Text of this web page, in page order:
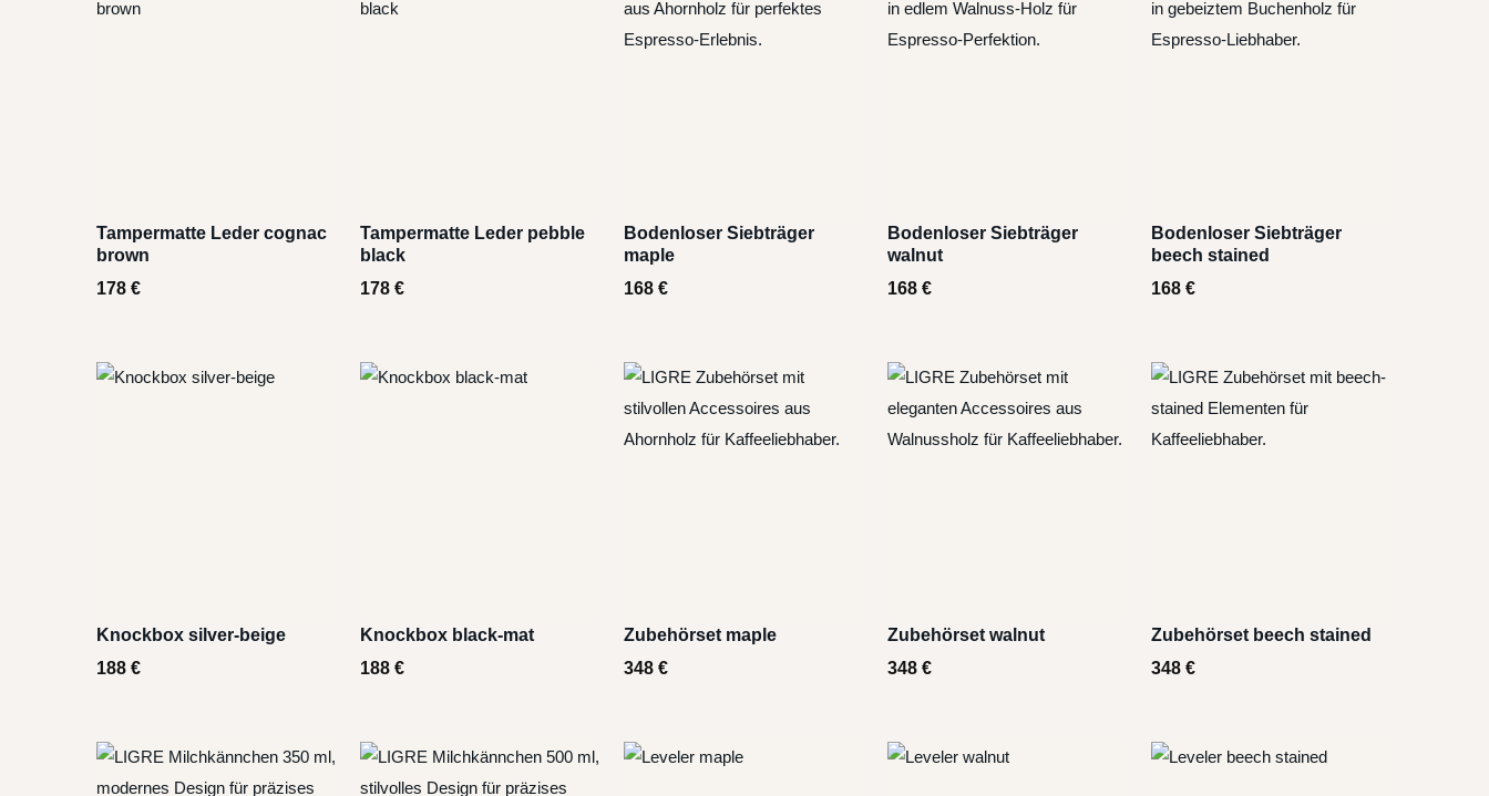
Tampermatte Leder cognac
brown
178 €
Tampermatte Leder pebble
black
178 €
Bodenloser Siebträger
maple
168 €
Bodenloser Siebträger
walnut
168 €
Bodenloser Siebträger
beech stained
168 €
Knockbox silver-beige
188 €
Knockbox black-mat
188 €
Zubehörset maple
348 €
Zubehörset walnut
348 €
Zubehörset beech stained
348 €